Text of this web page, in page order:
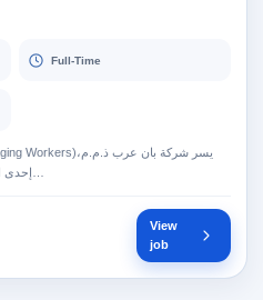
Full-Time
View
job